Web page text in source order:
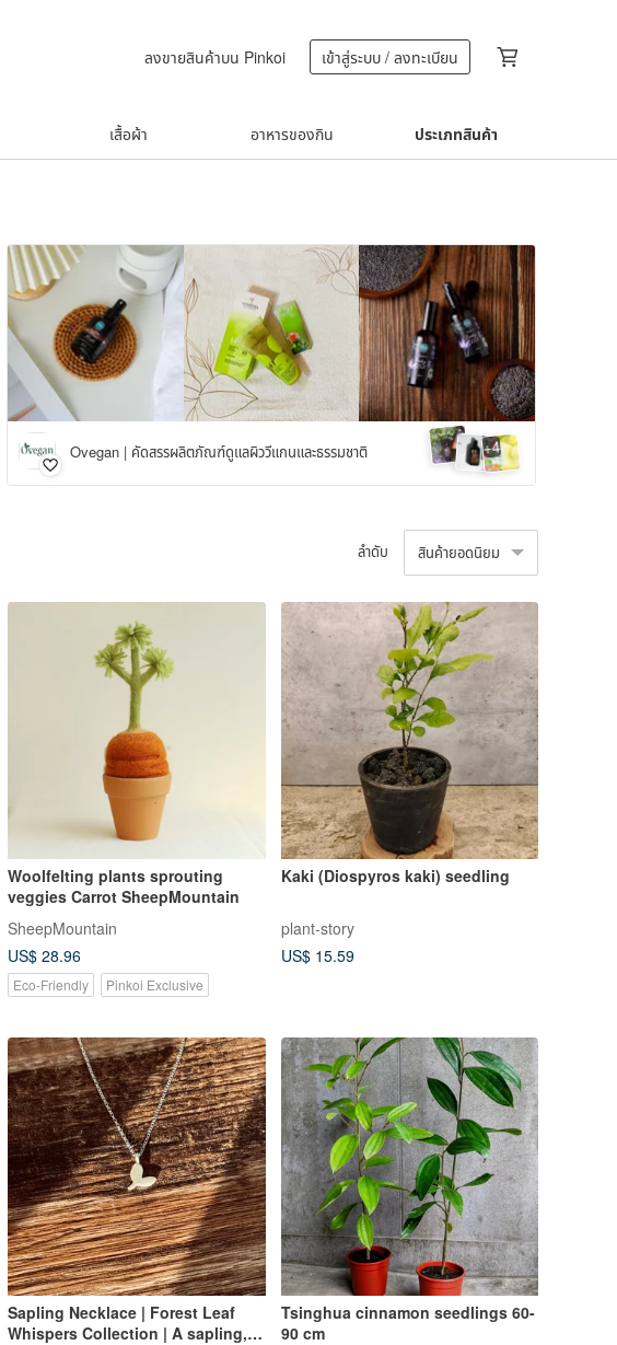
ลงขายสินค้าบน Pinkoi เข้าสู่ระบบ / ลงทะเบียน
เสื้อผ้า อาหารของกิน ประเภทสินค้า
Ovegan | คัดสรรผลิตภัณฑ์ดูแลผิววีแกนและธรรมชาติ +4
ลำดับ สินค้ายอดนิยม
Woolfelting plants sprouting
veggies Carrot SheepMountain
SheepMountain
US$ 28.96
Eco-Friendly Pinkoi Exclusive
Kaki (Diospyros kaki) seedling
plant-story
US$ 15.59
Sapling Necklace | Forest Leaf
Whispers Collection | A sapling,
Tsinghua cinnamon seedlings 60-
90 cm